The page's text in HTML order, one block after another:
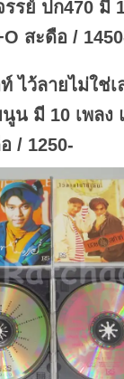
รย์ ปก470 มี
สะดือ /
ไว้ลายไม่ใช่
น มี 10 เพลง
/ 1250-